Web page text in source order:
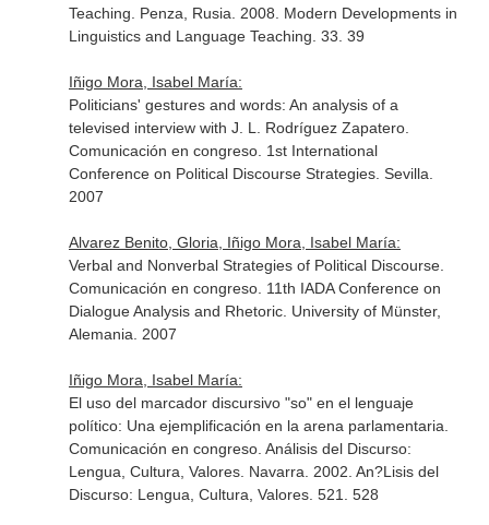
Teaching. Penza, Rusia. 2008. Modern Developments in
Linguistics and Language Teaching. 33. 39
Iñigo Mora, Isabel María:
Politicians' gestures and words: An analysis of a
televised interview with J. L. Rodríguez Zapatero.
Comunicación en congreso. 1st International
Conference on Political Discourse Strategies. Sevilla.
2007
Alvarez Benito, Gloria, Iñigo Mora, Isabel María:
Verbal and Nonverbal Strategies of Political Discourse.
Comunicación en congreso. 11th IADA Conference on
Dialogue Analysis and Rhetoric. University of Münster,
Alemania. 2007
Iñigo Mora, Isabel María:
El uso del marcador discursivo "so" en el lenguaje
político: Una ejemplificación en la arena parlamentaria.
Comunicación en congreso. Análisis del Discurso:
Lengua, Cultura, Valores. Navarra. 2002. An?Lisis del
Discurso: Lengua, Cultura, Valores. 521. 528